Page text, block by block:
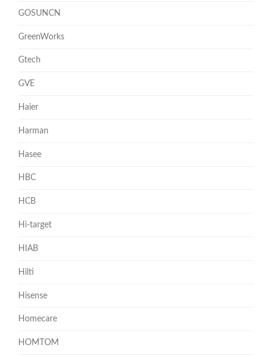
GOSUNCN
GreenWorks
Gtech
GVE
Haier
Harman
Hasee
HBC
HCB
Hi-target
HIAB
Hilti
Hisense
Homecare
HOMTOM